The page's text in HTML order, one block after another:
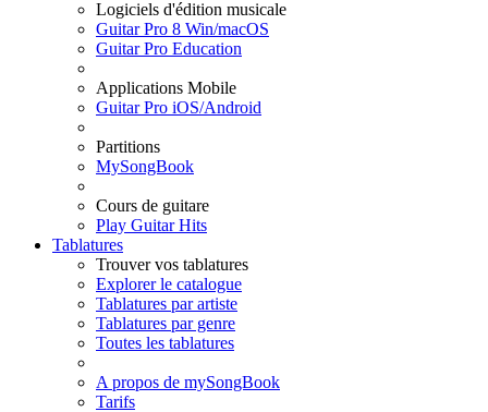
Logiciels d'édition musicale
Guitar Pro 8 Win/macOS
Guitar Pro Education
Applications Mobile
Guitar Pro iOS/Android
Partitions
MySongBook
Cours de guitare
Play Guitar Hits
Tablatures
Trouver vos tablatures
Explorer le catalogue
Tablatures par artiste
Tablatures par genre
Toutes les tablatures
A propos de mySongBook
Tarifs